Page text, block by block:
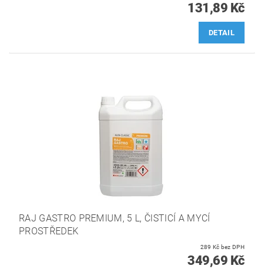
131,89 Kč
DETAIL
RAJ GASTRO PREMIUM, 5 L, ČISTICÍ A MYCÍ
PROSTŘEDEK
289 Kč bez DPH
349,69 Kč